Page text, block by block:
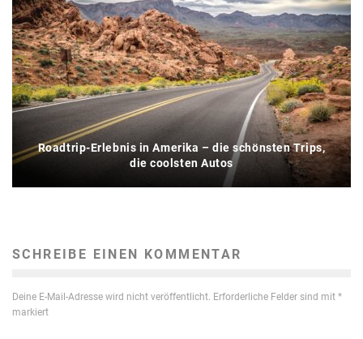
Roadtrip-Erlebnis in Amerika – die schönsten Trips,
die coolsten Autos
SCHREIBE EINEN KOMMENTAR
Deine E-Mail-Adresse wird nicht veröffentlicht. Erforderliche Felder sind mit *
markiert